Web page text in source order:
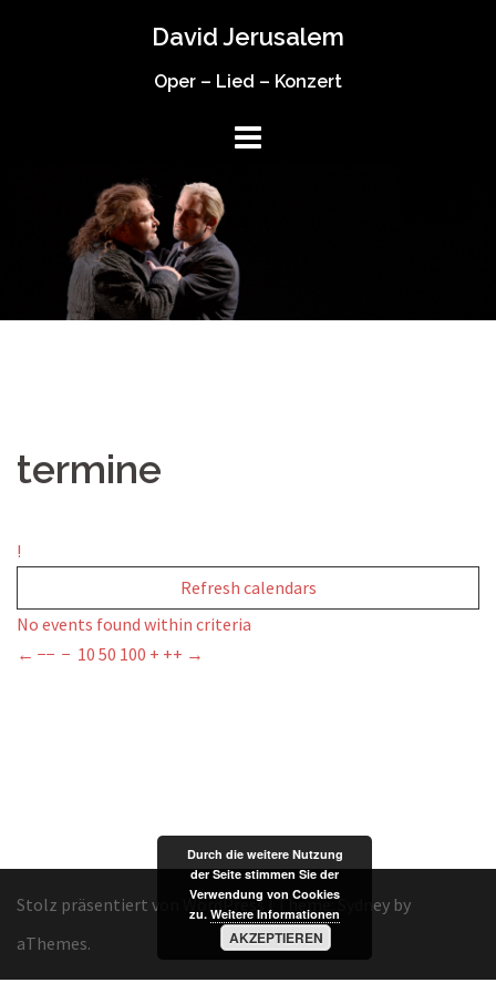
David Jerusalem
Oper – Lied – Konzert
termine
!
Refresh calendars
No events found within criteria
← −− − 10 50 100 + ++ →
Stolz präsentiert von WordPress |Theme:Sydney by
aThemes.
Durch die weitere Nutzung
der Seite stimmen Sie der
Verwendung von Cookies
zu. Weitere Informationen
AKZEPTIEREN